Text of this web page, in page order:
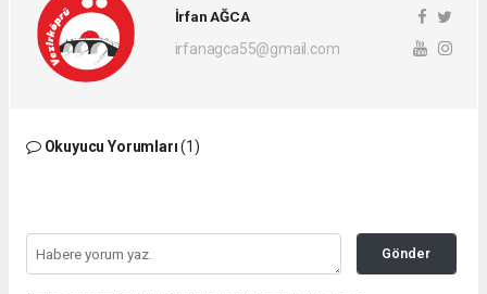
İrfan AĞCA
irfanagca55@gmail.com
Okuyucu Yorumları(1)
Gönder